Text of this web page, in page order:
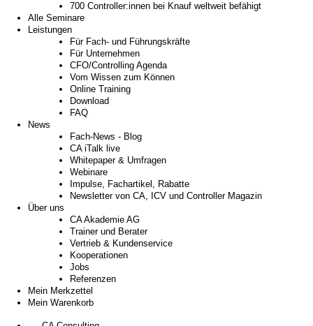
700 Controller:innen bei Knauf weltweit befähigt
Alle Seminare
Leistungen
Für Fach- und Führungskräfte
Für Unternehmen
CFO/Controlling Agenda
Vom Wissen zum Können
Online Training
Download
FAQ
News
Fach-News - Blog
CA iTalk live
Whitepaper & Umfragen
Webinare
Impulse, Fachartikel, Rabatte
Newsletter von CA, ICV und Controller Magazin
Über uns
CA Akademie AG
Trainer und Berater
Vertrieb & Kundenservice
Kooperationen
Jobs
Referenzen
Mein Merkzettel
Mein Warenkorb